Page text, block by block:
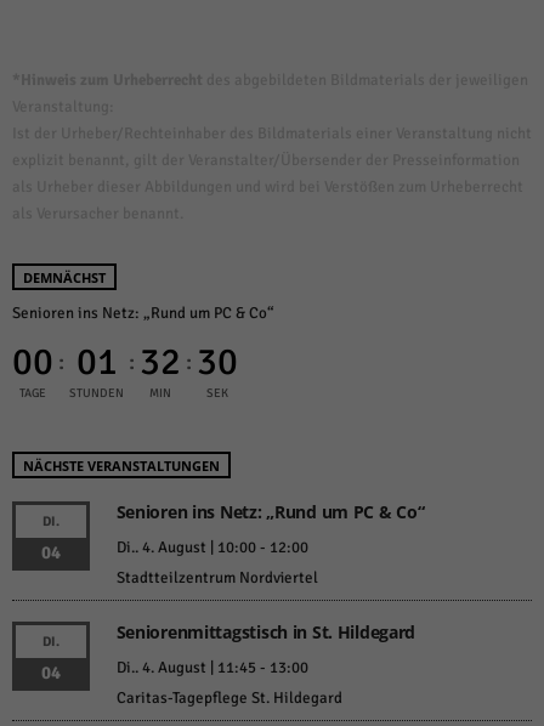
DEMNÄCHST
Senioren ins Netz: „Rund um PC & Co“
00
TAGE
: 01
STUNDEN
: 32
MIN
: 30
SEK
NÄCHSTE VERANSTALTUNGEN
DI.
04
Senioren ins Netz: „Rund um PC & Co“
Di.. 4. August | 10:00- 12:00
Stadtteilzentrum Nordviertel
DI.
04
Seniorenmittagstisch in St. Hildegard
Di.. 4. August | 11:45 - 13:00
Caritas-Tagepflege St. Hildegard